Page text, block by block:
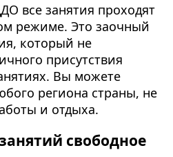
все занятия проходят
режиме. Это заочный
который не
присутствия
Вы можете
региона страны, не
и отдыха.
свободное